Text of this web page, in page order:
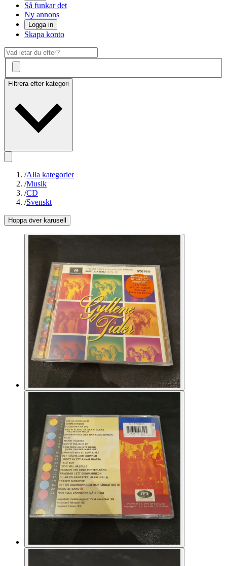
Så funkar det
Ny annons
Logga in
Skapa konto
Filtrera efter kategori
/Alla kategorier
/Musik
/CD
/Svenskt
Hoppa över karusell